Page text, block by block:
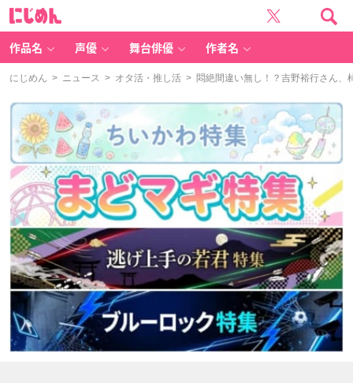
作品名 声優 舞台俳優 作者名
にじめん > ニュース > オタ活・推し活 > 悶絶間違い無し！？吉野裕行さん、